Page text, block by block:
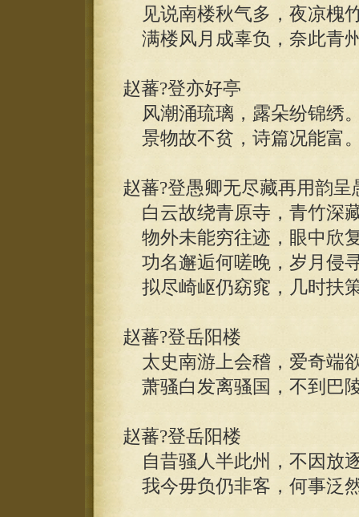
见说南楼秋气多，夜凉槐
满楼风月成辜负，奈此青
赵蕃?登亦好亭
风潮涌琉璃，露朵纷锦绣
景物故不贫，诗篇况能富
赵蕃?登愚卿无尽藏再用韵呈
白云故绕青原寺，青竹深
物外未能穷往迹，眼中欣
功名邂逅何嗟晚，岁月侵
拟尽崎岖仍窈窕，几时扶
赵蕃?登岳阳楼
太史南游上会稽，爱奇端
萧骚白发离骚国，不到巴
赵蕃?登岳阳楼
自昔骚人半此州，不因放
我今毋负仍非客，何事泛